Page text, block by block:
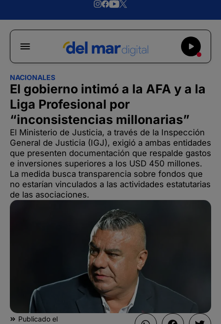
NACIONALES
El gobierno intimó a la AFA y a la
Liga Profesional por
“inconsistencias millonarias”
El Ministerio de Justicia, a través de la Inspección
General de Justicia (IGJ), exigió a ambas entidades
que presenten documentación que respalde gastos
e inversiones superiores a los USD 450 millones.
La medida busca transparencia sobre fondos que
no estarían vinculados a las actividades estatutarias
de las asociaciones.
Publicado el